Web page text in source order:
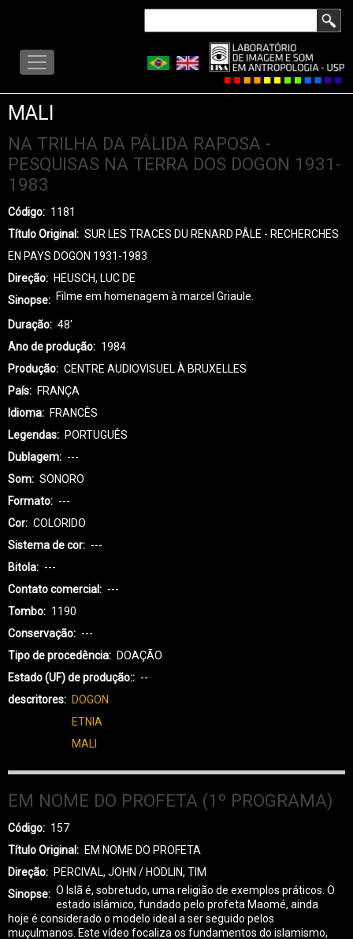
conteúdo
LISA
MENU
MALI
NA TRILHA DA PÁLIDA RAPOSA -
PESQUISAS NA TERRA DOS DOGON 1931-
1983
Código
1181
Título Original
SUR LES TRACES DU RENARD PÂLE - RECHERCHES
EN PAYS DOGON 1931-1983
Direção
HEUSCH, LUC DE
Sinopse
Filme em homenagem à marcel Griaule.
Duração
48'
Ano de produção
1984
Produção
CENTRE AUDIOVISUEL À BRUXELLES
País
FRANÇA
Idioma
FRANCÊS
Legendas
PORTUGUÊS
Dublagem
---
Som
SONORO
Formato
---
Cor
COLORIDO
Sistema de cor
---
Bitola
---
Contato comercial
---
Tombo
1190
Conservação
---
Tipo de procedência
DOAÇÃO
Estado (UF) de produção:
--
descritores
DOGON
ETNIA
MALI
EM NOME DO PROFETA (1º PROGRAMA)
Código
157
Título Original
EM NOME DO PROFETA
Direção
PERCIVAL, JOHN / HODLIN, TIM
Sinopse
O Islã é, sobretudo, uma religião de exemplos práticos. O
estado islâmico, fundado pelo profeta Maomé, ainda
hoje é considerado o modelo ideal a ser seguido pelos
muçulmanos. Este vídeo focaliza os fundamentos do islamismo,